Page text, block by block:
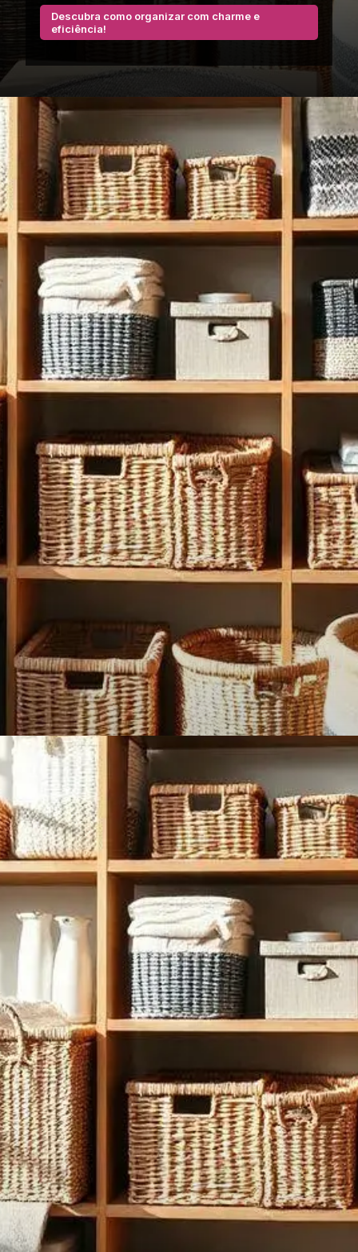
Descubra como organizar com charme e
eficiência!
da Organização